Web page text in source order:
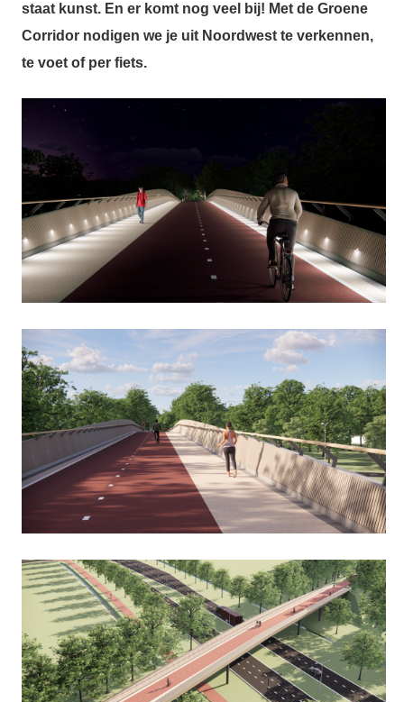
staat kunst. En er komt nog veel bij! Met de Groene
Corridor nodigen we je uit Noordwest te verkennen,
te voet of per fiets.